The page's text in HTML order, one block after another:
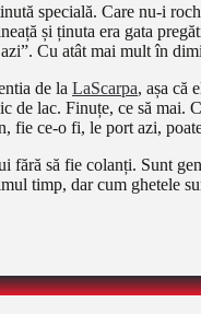
specială. Care nu-i
și ținuta era gata
Cu atât mai mult în
de la LaScarpa, așa că
lac. Finuțe, ce să mai.
fie ce-o fi, le port azi,
să fie colanți. Sunt
timp, dar cum ghetele